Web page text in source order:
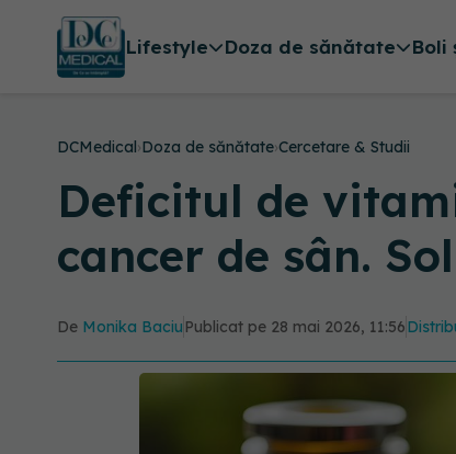
Lifestyle Doza de sănătate Boli
DCMedical›Doza de sănătate›Cercetare & Studii
Deficitul de
cancer de sân.
De Monika Baciu Publicat pe 28 mai 2026, 11:56